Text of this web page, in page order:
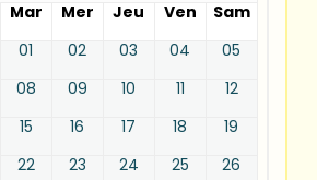
Mar Mer Jeu Ven
Sam
01
02 03 04
05
08 09 10 11
12
15 16 17 18
19
22 23 24 25
26